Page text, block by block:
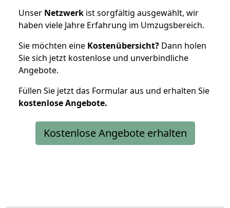
Unser Netzwerk ist sorgfältig ausgewählt, wir
haben viele Jahre Erfahrung im Umzugsbereich.
Sie möchten eine Kostenübersicht? Dann holen
Sie sich jetzt kostenlose und unverbindliche
Angebote.
Füllen Sie jetzt das Formular aus und erhalten Sie
kostenloseAngebote.
Kostenlose Angebote erhalten